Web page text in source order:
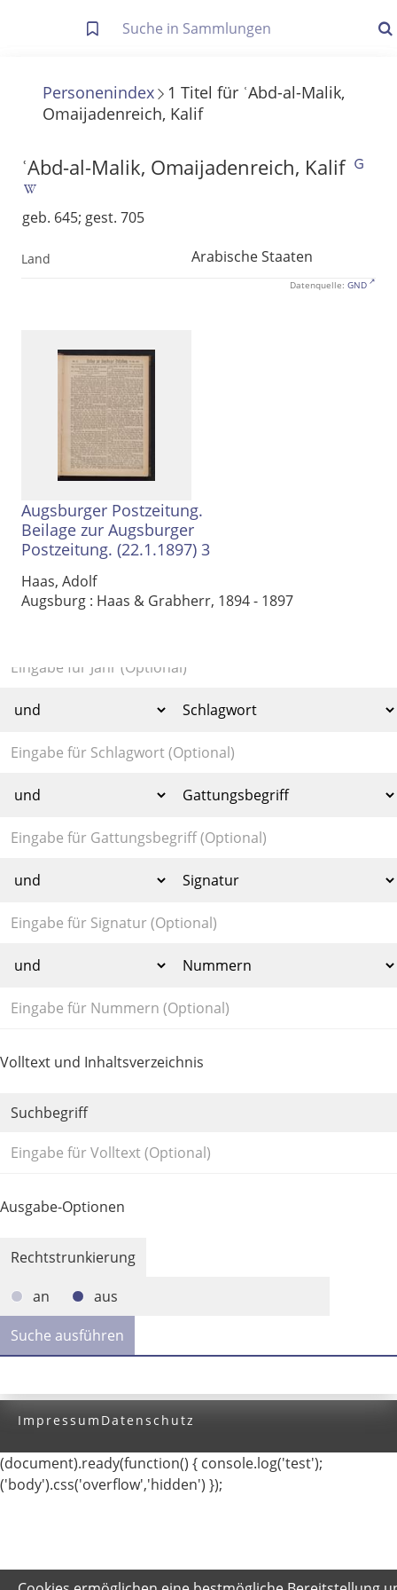
Letzte Trefferliste
Die letzte Trefferliste besteht aus Ihrer letzten Suche, samt
Anzeigen
Zuletzt gesucht
Noch keine Suchworte
Info zu Suchanfragen
Volltext und Inhaltsverzeichnis
Suchbegriff
Ausgabe-Optionen
Rechtstrunkierung
an
aus
Personenindex 1 Titel für ʿAbd-al-Malik,
Omaijadenreich, Kalif
ʿAbd-al-Malik, Omaijadenreich, Kalif
geb. 645; gest. 705
Land Arabische Staaten
Datenquelle: GND
Augsburger Postzeitung.
Beilage zur Augsburger
Postzeitung. (22.1.1897) 3
Haas, Adolf
Augsburg : Haas & Grabherr, 1894 - 1897
Impressum Datenschutz
(document).ready(function() { console.log('test');
('body').css('overflow','hidden') });